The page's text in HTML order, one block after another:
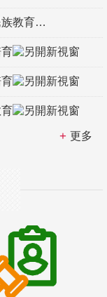
教育
更多